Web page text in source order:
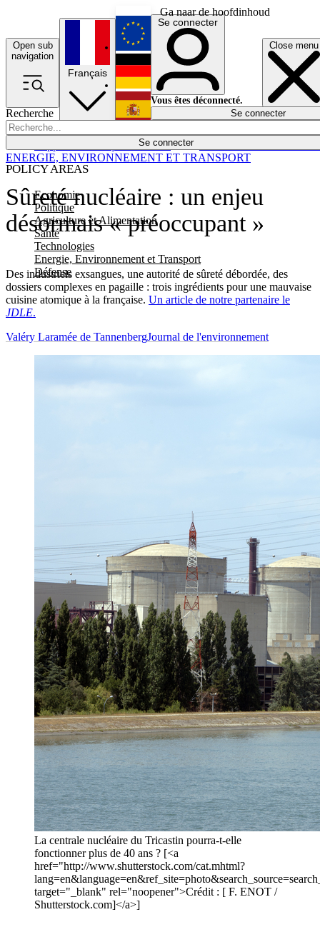
Ga naar de hoofdinhoud
Open sub
navigation
Close menu
Recherche
Se connecter
POLICY AREAS
Economie
Politique
Agriculture et Alimentation
Santé
Technologies
Energie, Environnement et Transport
Défense
Économie
Français
English
Deutsch
Español
Se connecter
Vous êtes déconnecté.
Se connecter
Sûreté nucléaire : un enjeu
désormais « préoccupant »
Des industriels exsangues, une autorité de sûreté débordée, des
dossiers complexes en pagaille : trois ingrédients pour une mauvaise
cuisine atomique à la française. Un article de notre partenaire le
JDLE.
ENERGIE, ENVIRONNEMENT ET TRANSPORT
Valéry Laramée de TannenbergJournal de l'environnement
La centrale nucléaire du Tricastin pourra-t-elle
fonctionner plus de 40 ans ? [<a
href="http://www.shutterstock.com/cat.mhtml?
target="_blank" rel="noopener">Crédit : [ F. ENOT /
Shutterstock.com]</a>]